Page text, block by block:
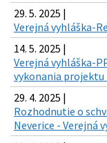
29. 5. 2025 |
Verejná vyhláška-
14. 5. 2025 |
Verejná vyhláška-
vykonania projektu
29. 4. 2025 |
Rozhodnutie o
Neverice - Verejná